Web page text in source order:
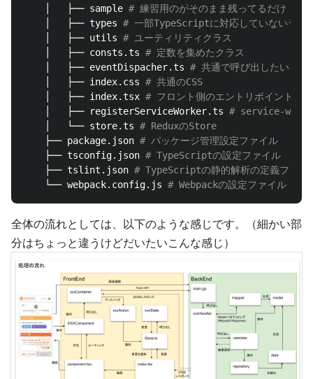
    │   ├── sample
# 練習用のがそのまま残ってるだけ
    │   ├── types
# 一部TypeScriptに対応していないライ
    │   ├── utils
# ユーティリティクラス
    │   ├── consts.ts
# 定数を集めたクラス
    │   ├── eventDispacher.ts
# 共通で呼び出したいイベ
    │   ├── index.css
# 共通のCSS
    │   ├── index.tsx
# フロント側のエントリポイント
    │   ├── registerServiceWorker.ts
# service-
    │   └── store.ts
# ReduxのStore
    ├── package.json
# パッケージ管理設定ファイル
    ├── tsconfig.json
# TypeScriptの設定ファイル
    ├── tslint.json
# TypeScriptの静的解析の定義ファイ
    └── webpack.config.js
# Webpackの設定ファイル
全体の流れとしては、以下のような感じです。（細かい部
分はちょっと違うけどだいたいこんな感じ）